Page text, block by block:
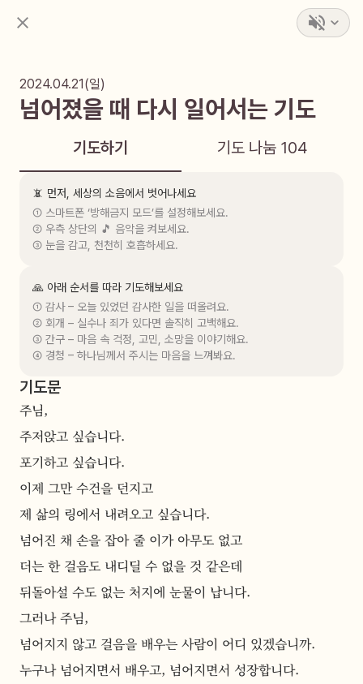
2024.04.21(일)
넘어졌을 때 다시 일어서는 기도
기도하기 기도 나눔 104
📵 먼저, 세상의 소음에서 벗어나세요
① 스마트폰 ‘방해금지 모드’를 설정해보세요.
② 우측 상단의 🎵 음악을 켜보세요.
③ 눈을 감고, 천천히 호흡하세요.
🙏 아래 순서를 따라 기도해보세요
① 감사 – 오늘 있었던 감사한 일을 떠올려요.
② 회개 – 실수나 죄가 있다면 솔직히 고백해요.
③ 간구 – 마음 속 걱정, 고민, 소망을 이야기해요.
④ 경청 – 하나님께서 주시는 마음을 느껴봐요.
기도문
주님,
주저앉고 싶습니다.
포기하고 싶습니다.
이제 그만 수건을 던지고
제 삶의 링에서 내려오고 싶습니다.
넘어진 채 손을 잡아 줄 이가 아무도 없고
더는 한 걸음도 내디딜 수 없을 것 같은데
뒤돌아설 수도 없는 처지에 눈물이 납니다.
그러나 주님,
넘어지지 않고 걸음을 배우는 사람이 어디 있겠습니까.
누구나 넘어지면서 배우고, 넘어지면서 성장합니다.